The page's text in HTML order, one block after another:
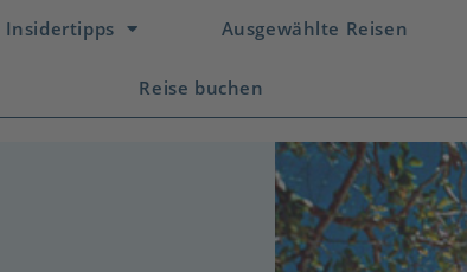
Insidertipps Ausgewählte Reisen
Reise buchen